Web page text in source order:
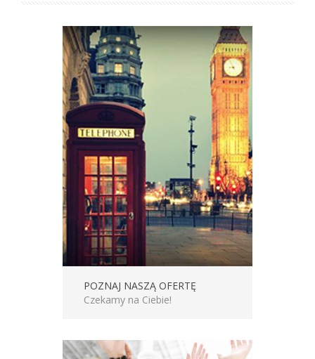
POZNAJ NASZĄ OFERTĘ
Czekamy na Ciebie!